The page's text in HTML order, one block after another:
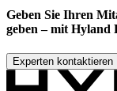
Geben Sie Ihren
geben – mit Hyland
Experten kontaktieren